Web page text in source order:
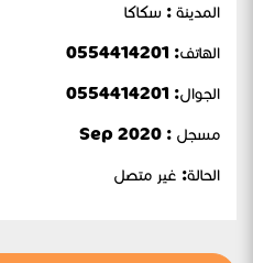
المدينة : سكاكا
الهاتف: 0554414201
الجوال:
مسجل : Sep 2020
الحالة: غير متصل